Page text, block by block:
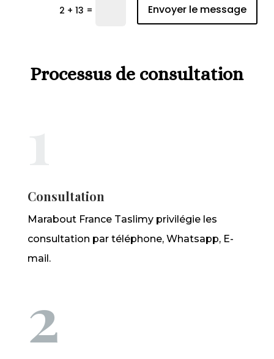
2 + 13 = Envoyer le message
Processus de consultation
Consultation
Marabout France Taslimy privilégie les
consultation par téléphone, Whatsapp, E-
mail.
2